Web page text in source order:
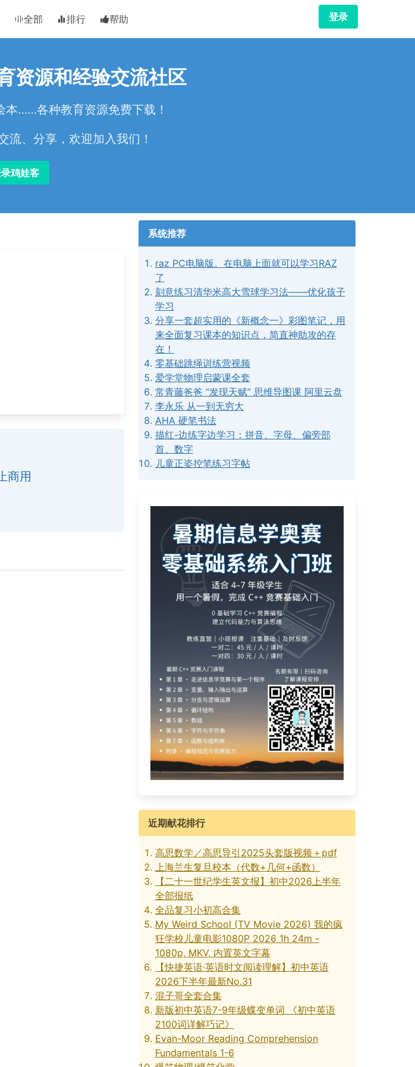
全部 排行 帮助 登录
资源和经验交流社区
本……各种教育资源免费下载！
流、分享，欢迎加入我们！
鸡娃客
商用
系统推荐
raz PC电脑版。在电脑上面就可以学习RAZ
了
刻意练习清华米高大雪球学习法——优化孩子
学习
分享一套超实用的《新概念一》彩图笔记，用
来全面复习课本的知识点，简直神助攻的存
在！
零基础跳绳训练营视频
爱学堂物理启蒙课全套
常青藤爸爸 “发现天赋” 思维导图课 阿里云盘
李永乐 从一到无穷大
AHA 硬笔书法
描红-边练字边学习：拼音、字母、偏旁部
首、数字
儿童正姿控笔练习字帖
近期献花排行
高思数学／高思导引2025头套版视频＋pdf
上海兰生复旦校本（代数+几何+函数）
【二十一世纪学生英文报】初中2026上半年
全部报纸
全品复习小初高合集
My Weird School (TV Movie 2026) 我的疯
狂学校儿童电影1080P 2026 1h 24m -
1080p, MKV, 内置英文字幕
【快捷英语·英语时文阅读理解】初中英语
2026下半年最新No.31
混子哥全套合集
新版初中英语7-9年级蝶变单词 《初中英语
2100词详解巧记》
Evan-Moor Reading Comprehension
Fundamentals 1-6